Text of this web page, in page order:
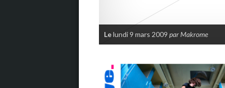
Lelundi 9 mars 2009 par Makrome